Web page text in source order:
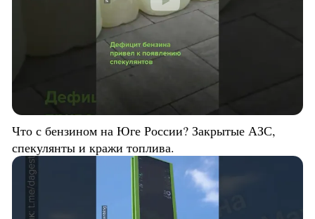
Что с бензином на Юге России? Закрытые АЗС,
спекулянты и кражи топлива.